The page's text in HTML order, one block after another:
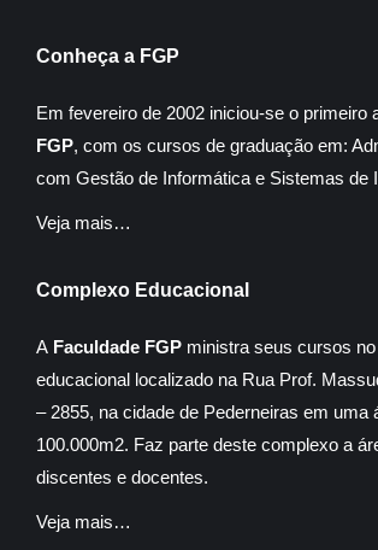
Conheça a FGP
Em fevereiro de 2002 iniciou-se o primeiro
FGP, com os cursos de graduação em:
com Gestão de Informática e Sistemas de
Veja mais…
Complexo Educacional
A Faculdade FGP ministra seus cursos
educacional localizado na Rua Prof.
– 2855, na cidade de Pederneiras em uma
100.000m2. Faz parte deste complexo a
discentes e docentes.
Veja mais…